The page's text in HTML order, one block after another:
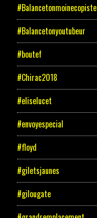
#Balancetonmoinecopiste
#Balancetonyoutubeur
#boutef
#Chirac2018
#eliselucet
#envoyespecial
#floyd
#giletsjaunes
#gilougate